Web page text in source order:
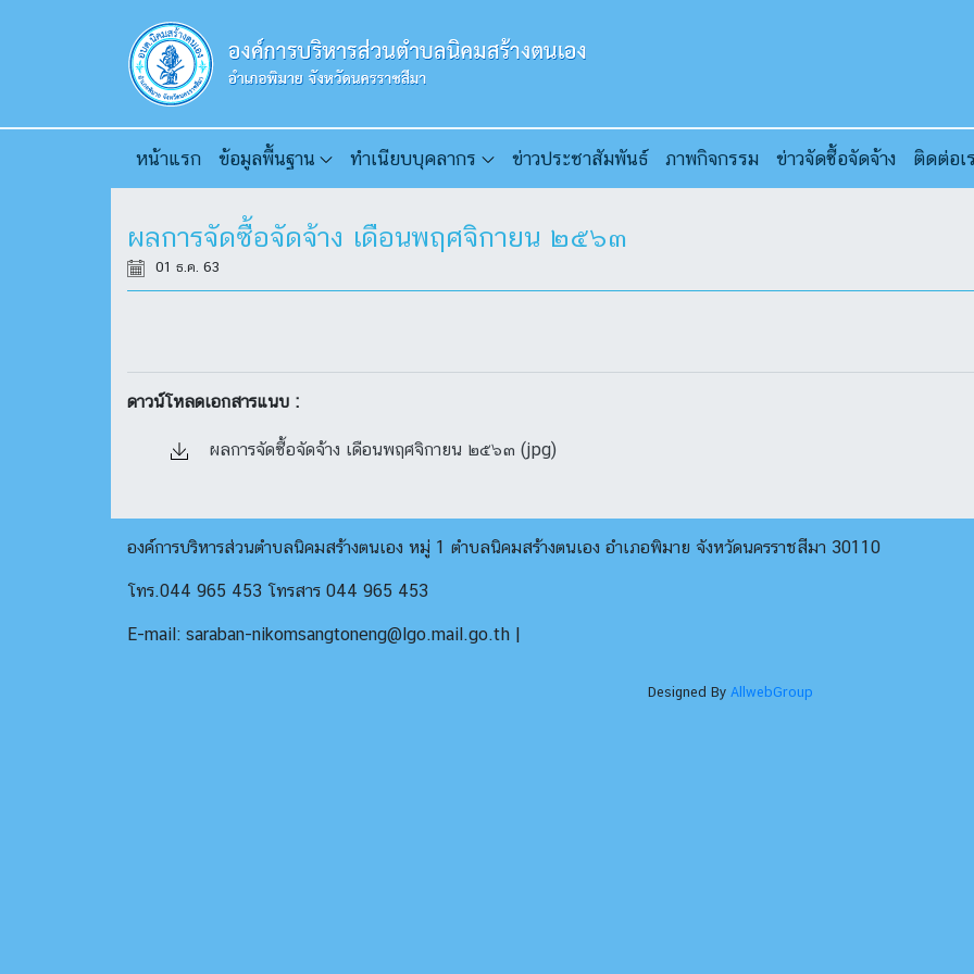
หน้าแรก ข้อมูลพื้นฐาน ทำเนียบบุคลากร ข่าวประชาสัมพันธ์ ภาพกิจกรรม ข่าวจัดซื้อจัดจ้าง ติดต่อเ
ผลการจัดซื้อจัดจ้าง เดือนพฤศจิกายน ๒๕๖๓
01 ธ.ค. 63
ดาวน์โหลดเอกสารแนบ :
ผลการจัดซื้อจัดจ้าง เดือนพฤศจิกายน ๒๕๖๓ (jpg)
องค์การบริหารส่วนตำบลนิคมสร้างตนเอง หมู่ 1 ตำบลนิคมสร้างตนเอง อำเภอพิมาย จังหวัดนครราชสีมา 30110
โทร.044 965 453 โทรสาร 044 965 453
E-mail: saraban-nikomsangtoneng@lgo.mail.go.th |
Designed By AllwebGroup